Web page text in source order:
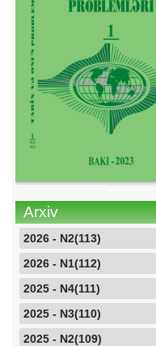
Arxiv
2026 - N2(113)
2026 - N1(112)
2025 - N4(111)
2025 - N3(110)
2025 - N2(109)